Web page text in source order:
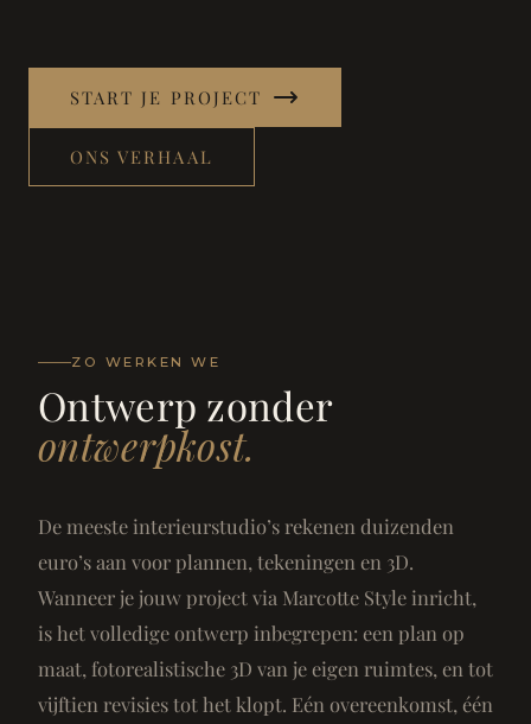
START JE PROJECT
ONS VERHAAL
ZO WERKEN WE
Ontwerp zonder
ontwerpkost.
De meeste interieurstudio’s rekenen duizenden
euro’s aan voor plannen, tekeningen en 3D.
Wanneer je jouw project via Marcotte Style inricht,
is het volledige ontwerp inbegrepen: een plan op
maat, fotorealistische 3D van je eigen ruimtes, en tot
vijftien revisies tot het klopt. Eén overeenkomst, één